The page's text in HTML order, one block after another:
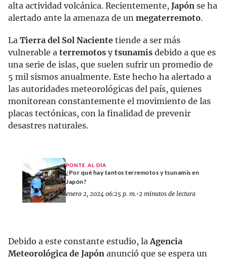
alta actividad volcánica. Recientemente, Japón se ha
alertado ante la amenaza de un megaterremoto.
La Tierra del Sol Naciente tiende a ser más
vulnerable a terremotos ytsunamis debido a que es
una serie de islas, que suelen sufrir un promedio de
5 mil sismos anualmente. Este hecho ha alertado a
las autoridades meteorológicas del país, quienes
monitorean constantemente el movimiento de las
placas tectónicas, con la finalidad de prevenir
desastres naturales.
PONTE AL DÍA
¿Por qué hay tantos terremotos y tsunamis en
Japón?
enero 2, 2024 06:25 p. m.•2 minutos de lectura
Debido a este constante estudio, laAgencia
Meteorológica de Japón anunció que se espera un